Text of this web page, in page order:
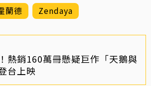
蘭德 Zendaya
熱銷160萬冊懸疑巨作「天鵝與
台上映